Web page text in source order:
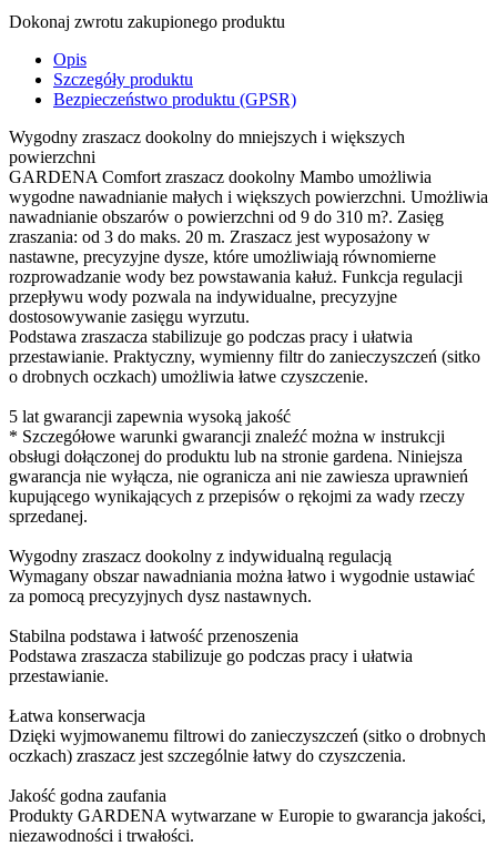
Dokonaj zwrotu zakupionego produktu
Opis
Szczegóły produktu
Bezpieczeństwo produktu (GPSR)
Wygodny zraszacz dookolny do mniejszych i większych
powierzchni
GARDENA Comfort zraszacz dookolny Mambo umożliwia
wygodne nawadnianie małych i większych powierzchni. Umożliwia
nawadnianie obszarów o powierzchni od 9 do 310 m?. Zasięg
zraszania: od 3 do maks. 20 m. Zraszacz jest wyposażony w
nastawne, precyzyjne dysze, które umożliwiają równomierne
rozprowadzanie wody bez powstawania kałuż. Funkcja regulacji
przepływu wody pozwala na indywidualne, precyzyjne
dostosowywanie zasięgu wyrzutu.
Podstawa zraszacza stabilizuje go podczas pracy i ułatwia
przestawianie. Praktyczny, wymienny filtr do zanieczyszczeń (sitko
o drobnych oczkach) umożliwia łatwe czyszczenie.
5 lat gwarancji zapewnia wysoką jakość
* Szczegółowe warunki gwarancji znaleźć można w instrukcji
obsługi dołączonej do produktu lub na stronie gardena. Niniejsza
gwarancja nie wyłącza, nie ogranicza ani nie zawiesza uprawnień
kupującego wynikających z przepisów o rękojmi za wady rzeczy
sprzedanej.
Wygodny zraszacz dookolny z indywidualną regulacją
Wymagany obszar nawadniania można łatwo i wygodnie ustawiać
za pomocą precyzyjnych dysz nastawnych.
Stabilna podstawa i łatwość przenoszenia
Podstawa zraszacza stabilizuje go podczas pracy i ułatwia
przestawianie.
Łatwa konserwacja
Dzięki wyjmowanemu filtrowi do zanieczyszczeń (sitko o drobnych
oczkach) zraszacz jest szczególnie łatwy do czyszczenia.
Jakość godna zaufania
Produkty GARDENA wytwarzane w Europie to gwarancja jakości,
niezawodności i trwałości.